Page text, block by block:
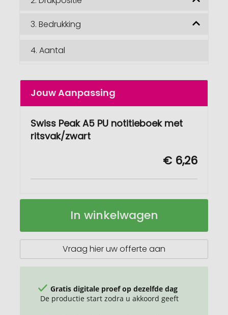
3. Bedrukking
4. Aantal
Jouw Aanpassing
Swiss Peak A5 PU notitieboek met
ritsvak/zwart
€ 6,26
Swiss
PU
Op
In winkelwagen
Vraag hier uw offerte aan
Gratis digitale proef op dezelfde dag
De productie start zodra u akkoord geeft